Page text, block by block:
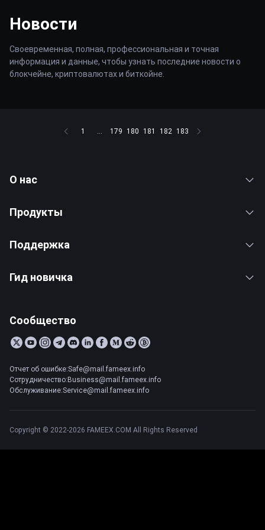
Новости
Своевременная, полная, профессиональная и точная
информация и данные, чтобы узнать последние новости о
блокчейне, криптовалютах и биткойне.
1 ... 179 180 181 182 183
О нас
Продукты
Поддержка
Гид новичка
Сообщество
Отчет об ошибке:Safe@mail.fameex.info
Сотрудничество:Business@mail.fameex.info
Обслуживание:Service@mail.fameex.info
Copyright © 2022-2026 FAMEEX.COM All Rights Reserved